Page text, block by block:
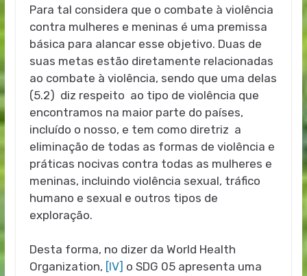
Para tal considera que o combate à violência
contra mulheres e meninas é uma premissa
básica para alancar esse objetivo. Duas de
suas metas estão diretamente relacionadas
ao combate à violência, sendo que uma delas
(5.2) diz respeito ao tipo de violência que
encontramos na maior parte do países,
incluído o nosso, e tem como diretriz a
eliminação de todas as formas de violência e
práticas nocivas contra todas as mulheres e
meninas, incluindo violência sexual, tráfico
humano e sexual e outros tipos de
exploração.
Desta forma, no dizer da World Health
Organization, [IV] o SDG 05 apresenta uma